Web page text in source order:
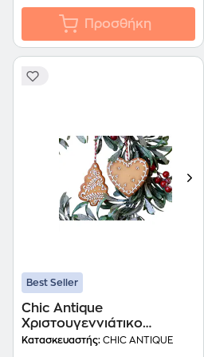
Προσθήκη
Best Seller
Chic Antique
Χριστουγεννιάτικο
Κρεμαστό Στολίδι -
Κατασκευαστής: CHIC ANTIQUE